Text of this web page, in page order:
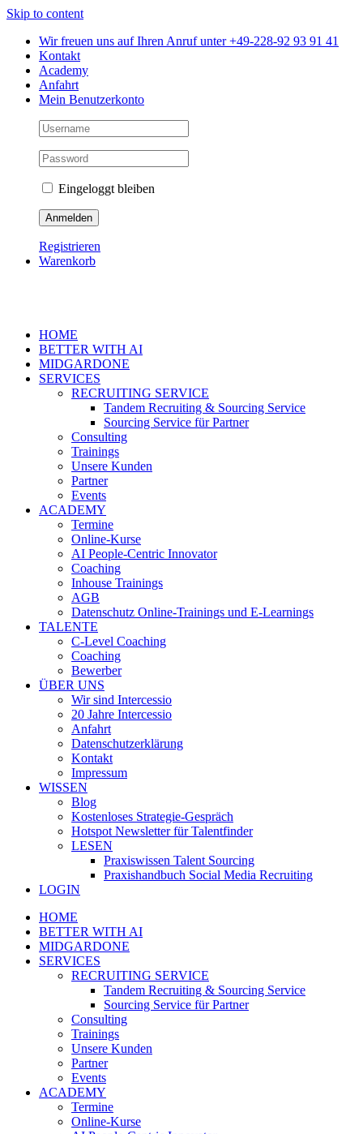
Skip to content
Wir freuen uns auf Ihren Anruf unter +49-228-92 93 91 41
Kontakt
Academy
Anfahrt
Mein Benutzerkonto
Eingeloggt bleiben
Registrieren
Warenkorb
HOME
BETTER WITH AI
MIDGARDONE
SERVICES
RECRUITING SERVICE
Tandem Recruiting & Sourcing Service
Sourcing Service für Partner
Consulting
Trainings
Unsere Kunden
Partner
Events
ACADEMY
Termine
Online-Kurse
AI People-Centric Innovator
Coaching
Inhouse Trainings
AGB
Datenschutz Online-Trainings und E-Learnings
TALENTE
C-Level Coaching
Coaching
Bewerber
ÜBER UNS
Wir sind Intercessio
20 Jahre Intercessio
Anfahrt
Datenschutzerklärung
Kontakt
Impressum
WISSEN
Blog
Kostenloses Strategie-Gespräch
Hotspot Newsletter für Talentfinder
LESEN
Praxiswissen Talent Sourcing
Praxishandbuch Social Media Recruiting
LOGIN
HOME
BETTER WITH AI
MIDGARDONE
SERVICES
RECRUITING SERVICE
Tandem Recruiting & Sourcing Service
Sourcing Service für Partner
Consulting
Trainings
Unsere Kunden
Partner
Events
ACADEMY
Termine
Online-Kurse